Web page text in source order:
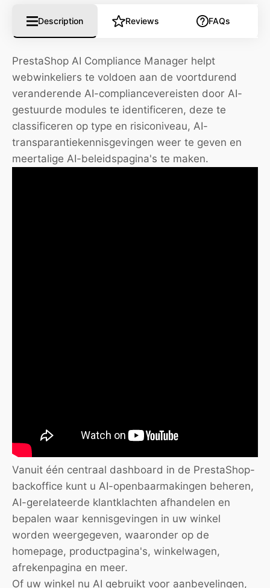
Description Reviews FAQs
PrestaShop AI Compliance Manager helpt
webwinkeliers te voldoen aan de voortdurend
veranderende AI-compliancevereisten door AI-
gestuurde modules te identificeren, deze te
classificeren op type en risiconiveau, AI-
transparantiekennisgevingen weer te geven en
meertalige AI-beleidspagina's te maken.
Vanuit één centraal dashboard in de PrestaShop-
backoffice kunt u AI-openbaarmakingen beheren,
AI-gerelateerde klantklachten afhandelen en
bepalen waar kennisgevingen in uw winkel
worden weergegeven, waaronder op de
homepage, productpagina's, winkelwagen,
afrekenpagina en meer.
Of uw winkel nu AI gebruikt voor aanbevelingen,